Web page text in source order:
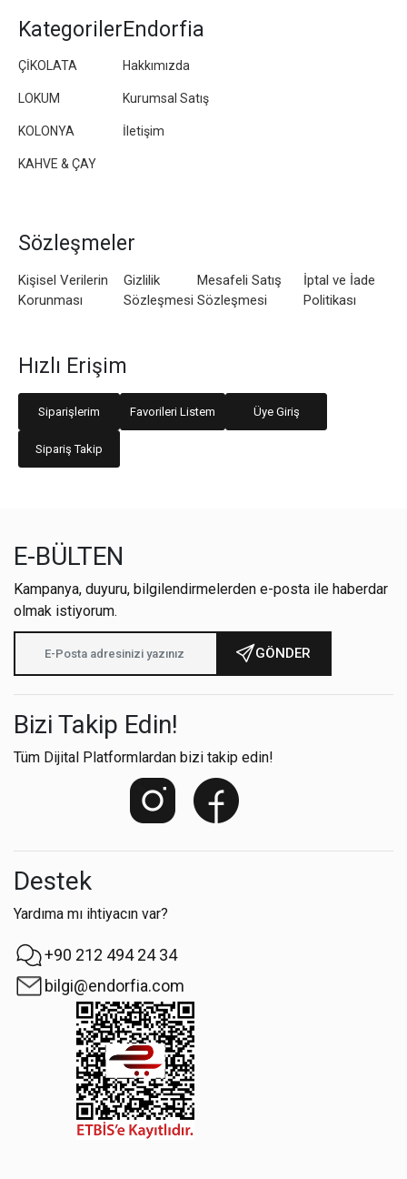
Kategoriler
ÇİKOLATA
LOKUM
KOLONYA
KAHVE & ÇAY
Endorfia
Hakkımızda
Kurumsal Satış
İletişim
Sözleşmeler
Kişisel Verilerin
Korunması
Gizlilik
Sözleşmesi
Mesafeli Satış
Sözleşmesi
İptal ve İade
Politikası
Hızlı Erişim
Siparişlerim Favorileri Listem Üye Giriş
Sipariş Takip
E-BÜLTEN
Kampanya, duyuru, bilgilendirmelerden e-posta ile haberdar
olmak istiyorum.
GÖNDER
Bizi Takip Edin!
Tüm Dijital Platformlardan bizi takip edin!
Destek
Yardıma mı ihtiyacın var?
+90 212 494 24 34
bilgi@endorfia.com